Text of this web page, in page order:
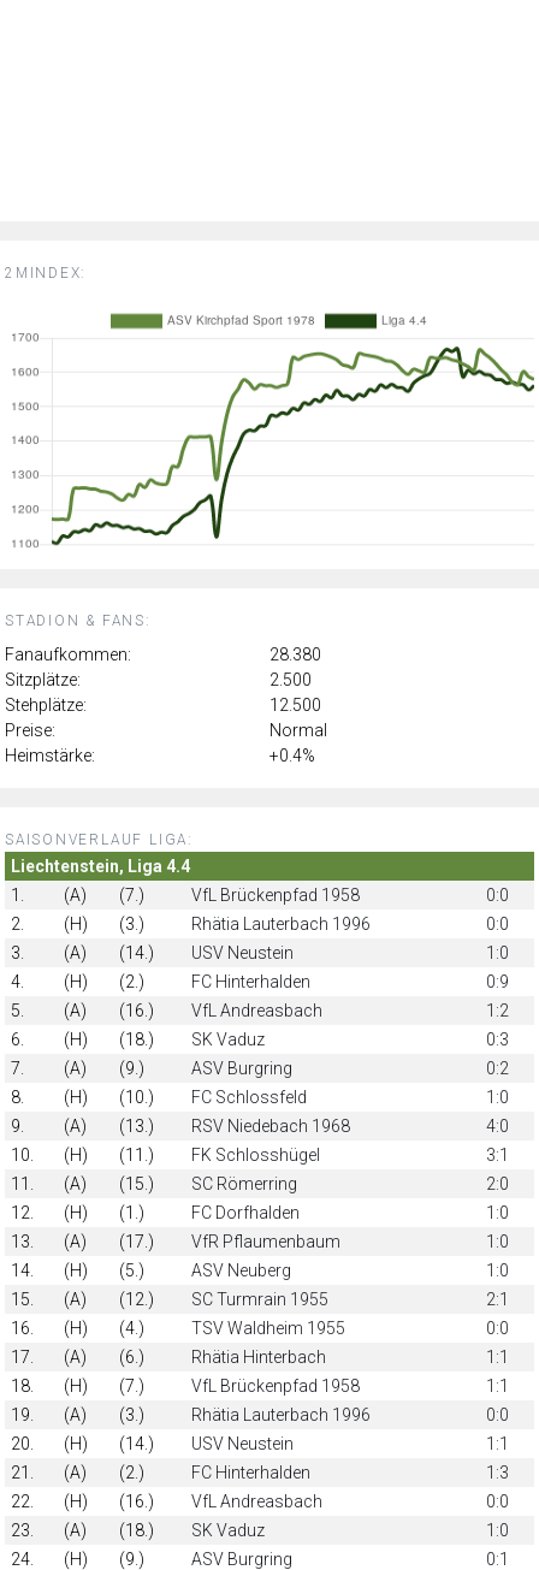
2MINDEX:
STADION & FANS:
Fanaufkommen:
28.380
Sitzplätze:
2.500
Stehplätze:
12.500
Preise:
Normal
Heimstärke:
+0.4%
SAISONVERLAUF LIGA:
Liechtenstein, Liga 4.4
1.
(A) (7.) VfL Brückenpfad 1958
0:0
2.
(H) (3.) Rhätia Lauterbach 1996
0:0
3.
(A) (14.) USV Neustein
1:0
4.
(H) (2.) FC Hinterhalden
0:9
5.
(A) (16.) VfL Andreasbach
1:2
6.
(H) (18.) SK Vaduz
0:3
7.
(A) (9.) ASV Burgring
0:2
8.
(H) (10.) FC Schlossfeld
1:0
9.
(A) (13.) RSV Niedebach 1968
4:0
10.
(H) (11.) FK Schlosshügel
3:1
11.
(A) (15.) SC Römerring
2:0
12.
(H) (1.) FC Dorfhalden
1:0
13.
(A) (17.) VfR Pflaumenbaum
1:0
14.
(H) (5.) ASV Neuberg
1:0
15.
(A) (12.) SC Turmrain 1955
2:1
16.
(H) (4.) TSV Waldheim 1955
0:0
17.
(A) (6.) Rhätia Hinterbach
1:1
18.
(H) (7.) VfL Brückenpfad 1958
1:1
19.
(A) (3.) Rhätia Lauterbach 1996
0:0
20.
(H) (14.) USV Neustein
1:1
21.
(A) (2.) FC Hinterhalden
1:3
22.
(H) (16.) VfL Andreasbach
0:0
23.
(A) (18.) SK Vaduz
1:0
24.
(H) (9.) ASV Burgring
0:1